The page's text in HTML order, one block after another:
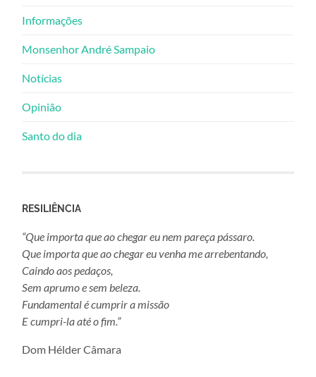
Informações
Monsenhor André Sampaio
Notícias
Opinião
Santo do dia
RESILIÊNCIA
“Que importa que ao chegar eu nem pareça pássaro.
Que importa que ao chegar eu venha me arrebentando,
Caindo aos pedaços,
Sem aprumo e sem beleza.
Fundamental é cumprir a missão
E cumpri-la até o fim.”
Dom Hélder Câmara